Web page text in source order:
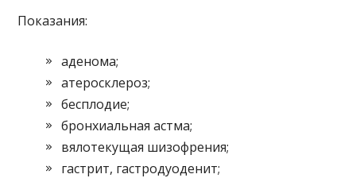
Показания:
аденома;
атеросклероз;
бесплодие;
бронхиальная астма;
вялотекущая шизофрения;
гастрит, гастродуоденит;